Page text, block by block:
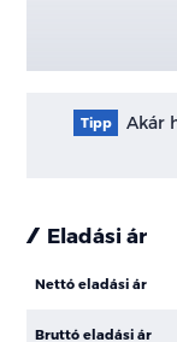
Tipp
Akár
Eladási ár
Nettó eladási ár
Bruttó eladási ár